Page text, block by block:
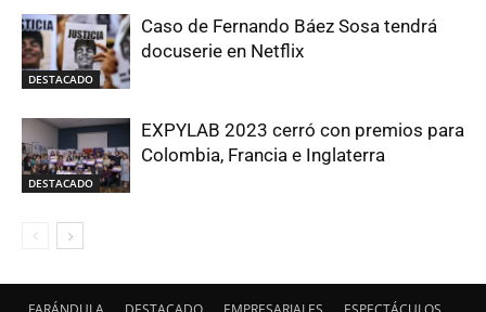
DESTACADO
Caso de Fernando Báez Sosa tendrá
docuserie en Netflix
DESTACADO
EXPYLAB 2023 cerró con premios para
Colombia, Francia e Inglaterra